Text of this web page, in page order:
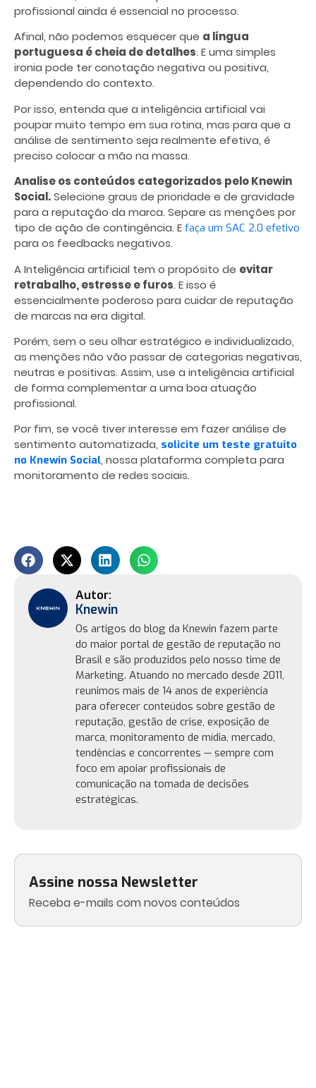
Assine nossa Newsletter
Receba e-mails com novos conteúdos
profissional ainda é essencial no processo.
Afinal, não podemos esquecer que a língua
portuguesa é cheia de detalhes. E uma simples
ironia pode ter conotação negativa ou positiva,
dependendo do contexto.
Por isso, entenda que a inteligência artificial vai
poupar muito tempo em sua rotina, mas para que a
análise de sentimento seja realmente efetiva, é
preciso colocar a mão na massa.
Analise os conteúdos categorizados pelo Knewin
Social.Selecione graus de prioridade e de gravidade
para a reputação da marca. Separe as menções por
tipo de ação de contingência. E faça um SAC 2.0 efetivo
para os feedbacks negativos.
A Inteligência artificial tem o propósito de evitar
retrabalho, estresse e furos. E isso é
essencialmente poderoso para cuidar de reputação
de marcas na era digital.
Porém, sem o seu olhar estratégico e individualizado,
as menções não vão passar de categorias negativas,
neutras e positivas. Assim, use a inteligência artificial
de forma complementar a uma boa atuação
profissional.
Por fim, se você tiver interesse em fazer análise de
sentimento automatizada, solicite um teste gratuito
no Knewin Social, nossa plataforma completa para
monitoramento de redes sociais.
Knewin
Os artigos do blog da Knewin fazem parte
do maior portal de gestão de reputação no
Brasil e são produzidos pelo nosso time de
Marketing. Atuando no mercado desde 2011,
reunimos mais de 14 anos de experiência
para oferecer conteúdos sobre gestão de
reputação, gestão de crise, exposição de
marca, monitoramento de mídia, mercado,
tendências e concorrentes — sempre com
foco em apoiar profissionais de
comunicação na tomada de decisões
estratégicas.